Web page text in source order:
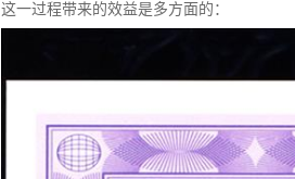
这一过程带来的效益是多方面的：